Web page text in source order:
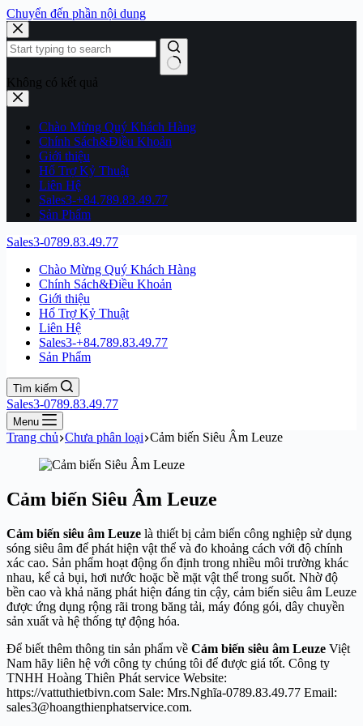
Chuyển đến phần nội dung
Không có kết quả
Chào Mừng Quý Khách Hàng
Chính Sách&Điều Khoản
Giới thiệu
Hổ Trợ Kỷ Thuật
Liên Hệ
Sales3-+84.789.83.49.77
Sản Phẩm
Sales3-0789.83.49.77
Chào Mừng Quý Khách Hàng
Chính Sách&Điều Khoản
Giới thiệu
Hổ Trợ Kỷ Thuật
Liên Hệ
Sales3-+84.789.83.49.77
Sản Phẩm
Tìm kiếm
Sales3-0789.83.49.77
Menu
Trang chủ Chưa phân loại Cảm biến Siêu Âm Leuze
Cảm biến Siêu Âm Leuze
Cảm biến siêu âm Leuze là thiết bị cảm biến công nghiệp sử dụng
sóng siêu âm để phát hiện vật thể và đo khoảng cách với độ chính
xác cao. Sản phẩm hoạt động ổn định trong nhiều môi trường khác
nhau, kể cả bụi, hơi nước hoặc bề mặt vật thể trong suốt. Nhờ độ
bền cao và khả năng phát hiện đáng tin cậy, cảm biến siêu âm Leuze
được ứng dụng rộng rãi trong băng tải, máy đóng gói, dây chuyền
sản xuất và hệ thống tự động hóa.
Để biết thêm thông tin sản phẩm về Cảm biến siêu âm Leuze Việt
Nam hãy liên hệ với công ty chúng tôi để được giá tốt. Công ty
TNHH Hoàng Thiên Phát service Website:
https://vattuthietbivn.com Sale: Mrs.Nghĩa-0789.83.49.77 Email:
sales3@hoangthienphatservice.com.